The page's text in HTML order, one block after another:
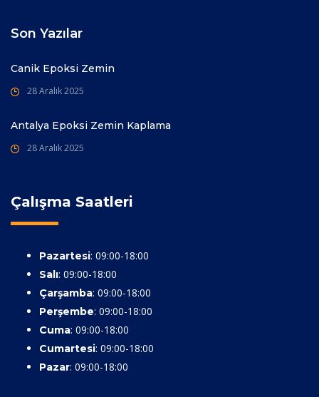
Son Yazılar
Canik Epoksi Zemin
28 Aralık 2025
Antalya Epoksi Zemin Kaplama
28 Aralık 2025
Çalışma Saatleri
Pazartesi: 09:00-18:00
Salı: 09:00-18:00
Çarşamba: 09:00-18:00
Perşembe: 09:00-18:00
Cuma: 09:00-18:00
Cumartesi: 09:00-18:00
Pazar: 09:00-18:00